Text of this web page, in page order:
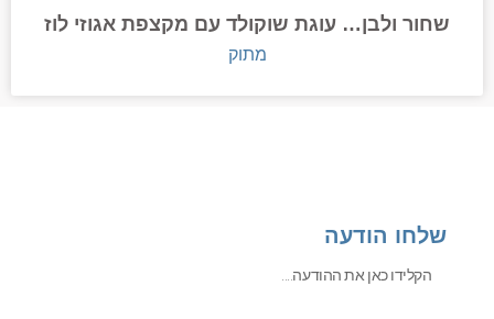
שחור ולבן… עוגת שוקולד עם מקצפת אגוזי לוז
מתוק
שלחו הודעה